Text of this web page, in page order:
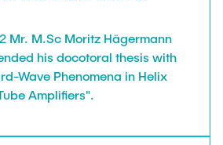
Mr. M.Sc Moritz Hägermann
his docotoral thesis with
Wave Phenomena in Helix
Amplifiers".